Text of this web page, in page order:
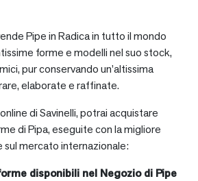
Pipe in Radica in tutto il mondo
forme e modelli nel suo stock,
pur conservando un’altissima
elaborate e raffinate.
di Savinelli, potrai acquistare
di Pipa, eseguite con la migliore
sul mercato internazionale:
disponibili nel Negozio di Pipe